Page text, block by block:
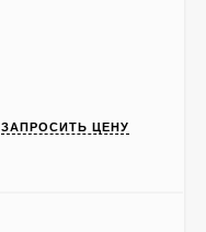
ЗАПРОСИТЬ ЦЕНУ